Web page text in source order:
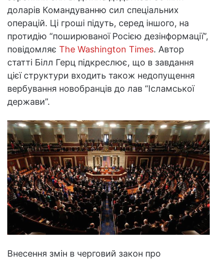
доларів Командуванню сил спеціальних
операцій. Ці гроші підуть, серед іншого, на
протидію “поширюваної Росією дезінформації”,
повідомляє The Washington Times. Автор
статті Білл Герц підкреслює, що в завдання
цієї структури входить також недопущення
вербування новобранців до лав “Ісламської
держави”.
Внесення змін в черговий закон про